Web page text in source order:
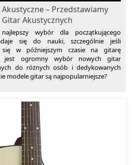
– Przedstawiamy
Gitar Akustycznych
wybór dla początkującego
się do nauki, szczególnie jeśli
się w późniejszym czasie na gitarę
jest ogromny wybór nowych gitar
do różnych osób i dedykowanych
modele gitar są najpopularniejsze?